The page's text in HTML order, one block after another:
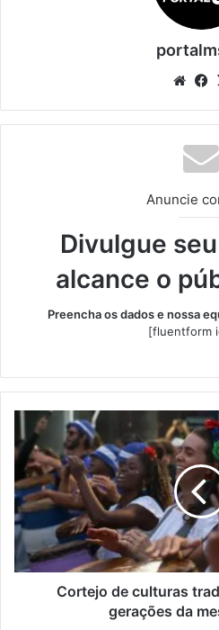
Anuncie
Divulgue
alcance o
Preencha os dados e nossa
[fluentform
Cortejo
de
culturas
tradicionais
reúne
três
gerações
da
mesma
Cortejo de culturas
gerações da